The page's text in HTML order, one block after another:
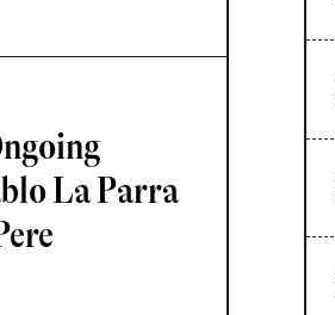
La Parra